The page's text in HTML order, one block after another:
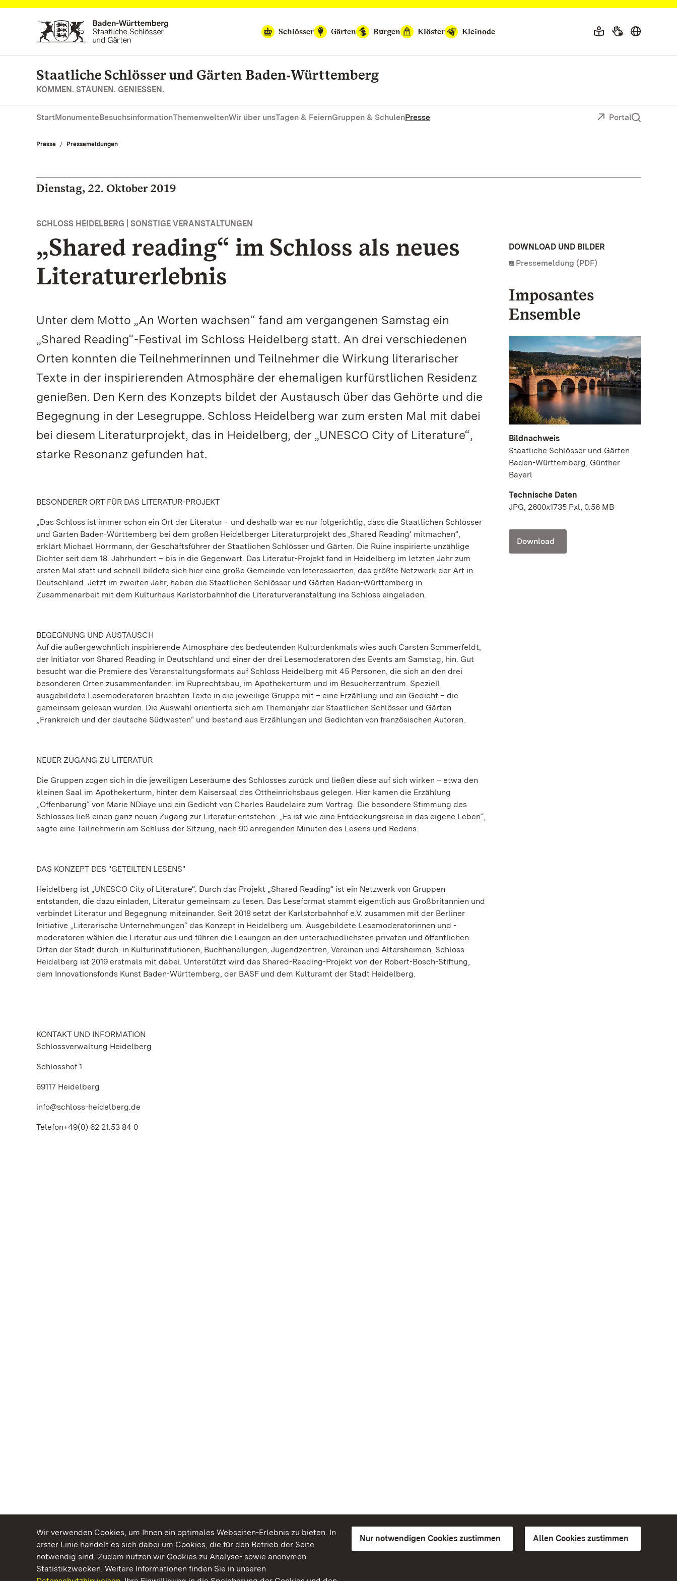
Wir verwenden Cookies, um Ihnen ein optimales Webseiten-Erlebnis zu bieten. In
erster Linie handelt es sich dabei um Cookies, die für den Betrieb der Seite
notwendig sind. Zudem nutzen wir Cookies zu Analyse- sowie anonymen
Statistikzwecken. Weitere Informationen finden Sie in unseren
Nur notwendigen Cookies zustimmen Allen Cookies zustimmen
Zum Hauptinhalt springen
Schlösser
Gärten Burgen Klöster Kleinode
Staatliche Schlösser und Gärten Baden‑Württemberg
KOMMEN. STAUNEN. GENIESSEN.
StartMonumenteBesuchsinformationThemenweltenWir über unsTagen & FeiernGruppen & SchulenPresse Portal
Presse Pressemeldungen
Dienstag, 22. Oktober 2019
SCHLOSS HEIDELBERG | SONSTIGE VERANSTALTUNGEN
„Shared reading“ im Schloss als neues
Literaturerlebnis
Unter dem Motto „An Worten wachsen“ fand am vergangenen Samstag ein
„Shared Reading“-Festival im Schloss Heidelberg statt. An drei verschiedenen
Orten konnten die Teilnehmerinnen und Teilnehmer die Wirkung literarischer
Texte in der inspirierenden Atmosphäre der ehemaligen kurfürstlichen Residenz
genießen. Den Kern des Konzepts bildet der Austausch über das Gehörte und die
Begegnung in der Lesegruppe. Schloss Heidelberg war zum ersten Mal mit dabei
bei diesem Literaturprojekt, das in Heidelberg, der „UNESCO City of Literature“,
starke Resonanz gefunden hat.
BESONDERER ORT FÜR DAS LITERATUR-PROJEKT
„Das Schloss ist immer schon ein Ort der Literatur – und deshalb war es nur folgerichtig, dass die Staatlichen Schlösser
und Gärten Baden-Württemberg bei dem großen Heidelberger Literaturprojekt des ‚Shared Reading‘ mitmachen“,
erklärt Michael Hörrmann, der Geschäftsführer der Staatlichen Schlösser und Gärten. Die Ruine inspirierte unzählige
Dichter seit dem 18. Jahrhundert – bis in die Gegenwart. Das Literatur-Projekt fand in Heidelberg im letzten Jahr zum
ersten Mal statt und schnell bildete sich hier eine große Gemeinde von Interessierten, das größte Netzwerk der Art in
Deutschland. Jetzt im zweiten Jahr, haben die Staatlichen Schlösser und Gärten Baden-Württemberg in
Zusammenarbeit mit dem Kulturhaus Karlstorbahnhof die Literaturveranstaltung ins Schloss eingeladen.
BEGEGNUNG UND AUSTAUSCH
Auf die außergewöhnlich inspirierende Atmosphäre des bedeutenden Kulturdenkmals wies auch Carsten Sommerfeldt,
der Initiator von Shared Reading in Deutschland und einer der drei Lesemoderatoren des Events am Samstag, hin. Gut
besucht war die Premiere des Veranstaltungsformats auf Schloss Heidelberg mit 45 Personen, die sich an den drei
besonderen Orten zusammenfanden: im Ruprechtsbau, im Apothekerturm und im Besucherzentrum. Speziell
ausgebildete Lesemoderatoren brachten Texte in die jeweilige Gruppe mit – eine Erzählung und ein Gedicht – die
gemeinsam gelesen wurden. Die Auswahl orientierte sich am Themenjahr der Staatlichen Schlösser und Gärten
„Frankreich und der deutsche Südwesten“ und bestand aus Erzählungen und Gedichten von französischen Autoren.
NEUER ZUGANG ZU LITERATUR
Die Gruppen zogen sich in die jeweiligen Leseräume des Schlosses zurück und ließen diese auf sich wirken – etwa den
kleinen Saal im Apothekerturm, hinter dem Kaisersaal des Ottheinrichsbaus gelegen. Hier kamen die Erzählung
„Offenbarung“ von Marie NDiaye und ein Gedicht von Charles Baudelaire zum Vortrag. Die besondere Stimmung des
Schlosses ließ einen ganz neuen Zugang zur Literatur entstehen: „Es ist wie eine Entdeckungsreise in das eigene Leben“,
sagte eine Teilnehmerin am Schluss der Sitzung, nach 90 anregenden Minuten des Lesens und Redens.
DAS KONZEPT DES "GETEILTEN LESENS"
Heidelberg ist „UNESCO City of Literature“. Durch das Projekt „Shared Reading“ ist ein Netzwerk von Gruppen
entstanden, die dazu einladen, Literatur gemeinsam zu lesen. Das Leseformat stammt eigentlich aus Großbritannien und
verbindet Literatur und Begegnung miteinander. Seit 2018 setzt der Karlstorbahnhof e.V. zusammen mit der Berliner
Initiative „Literarische Unternehmungen“ das Konzept in Heidelberg um. Ausgebildete Lesemoderatorinnen und -
moderatoren wählen die Literatur aus und führen die Lesungen an den unterschiedlichsten privaten und öffentlichen
Orten der Stadt durch: in Kulturinstitutionen, Buchhandlungen, Jugendzentren, Vereinen und Altersheimen. Schloss
Heidelberg ist 2019 erstmals mit dabei. Unterstützt wird das Shared-Reading-Projekt von der Robert-Bosch-Stiftung,
dem Innovationsfonds Kunst Baden-Württemberg, der BASF und dem Kulturamt der Stadt Heidelberg.
KONTAKT UND INFORMATION
Schlossverwaltung Heidelberg
Schlosshof 1
69117 Heidelberg
info@schloss-heidelberg.de
Telefon+49(0) 62 21.53 84 0
DOWNLOAD UND BILDER
Pressemeldung (PDF)
Imposantes
Ensemble
Bildnachweis
Staatliche Schlösser und Gärten
Baden-Württemberg, Günther
Bayerl
Technische Daten
JPG, 2600x1735 Pxl, 0.56 MB
Download